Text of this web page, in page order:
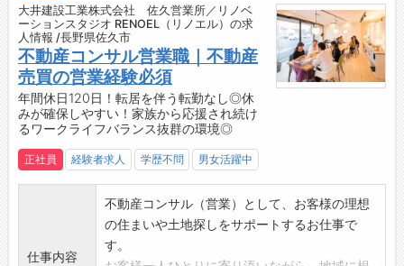
☆
◆職場見学可能！自分が働くイメージができま
す。
みなさまのご応募を心よりお待ちしております
＾＾
☆----------------------------------------
大井建設工業株式会社 佐久営業所／リノベ
ーションスタジオ RENOEL（リノエル）の求
人情報 /長野県佐久市
不動産コンサル営業職｜不動産
売買の営業経験必須
年間休日120日！転居を伴う転勤なし◎休
みが確保しやすい！家族から応援され続け
るワークライフバランス抜群の環境◎
正社員 経験者求人 学歴不問 男女活躍中
仕事内容
不動産コンサル（営業）として、お客様の理想
の住まいや土地探しをサポートするお仕事で
す。